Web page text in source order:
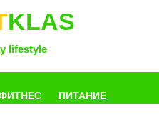
KLAS
lifestyle
ПИТАНИЕ